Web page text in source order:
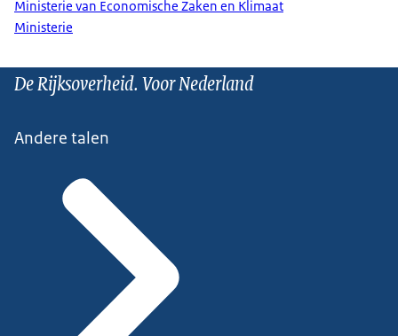
Ministerie van Economische Zaken en Klimaat
Ministerie
De Rijksoverheid. Voor Nederland
Andere talen